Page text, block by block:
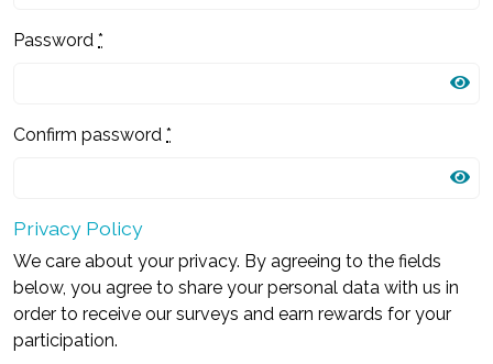
Password *
Confirm password *
Privacy Policy
We care about your privacy. By agreeing to the fields
below, you agree to share your personal data with us in
order to receive our surveys and earn rewards for your
participation.